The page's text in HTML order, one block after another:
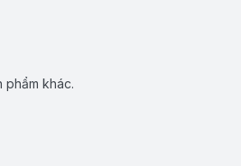
phẩm khác.